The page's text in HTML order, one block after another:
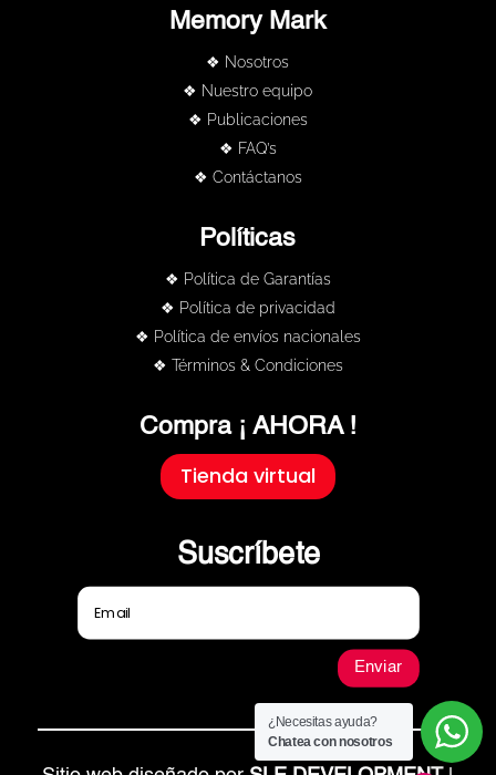
Memory Mark
❖ Nosotros
❖ Nuestro equipo
❖ Publicaciones
❖ FAQ’s
❖ Contáctanos
Políticas
❖ Política de Garantías
❖ Política de privacidad
❖ Política de envíos nacionales
❖ Términos & Condiciones
Compra ¡ AHORA !
Tienda virtual
Suscríbete
Enviar
¿Necesitas ayuda?
Chatea con nosotros